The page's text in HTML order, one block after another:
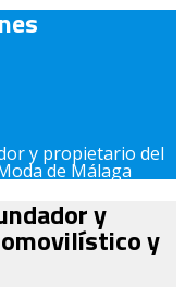
y propietario del
de Málaga
y
y